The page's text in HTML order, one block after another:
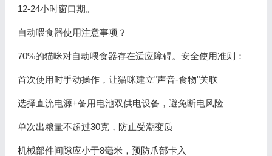
12-24小时窗口期。
自动喂食器使用注意事项？
70%的猫咪对自动喂食器存在适应障碍。安全使用准则：
首次使用时手动操作，让猫咪建立"声音-食物"关联
选择直流电源+备用电池双供电设备，避免断电风险
单次出粮量不超过30克，防止受潮变质
机械部件间隙应小于8毫米，预防爪部卡入